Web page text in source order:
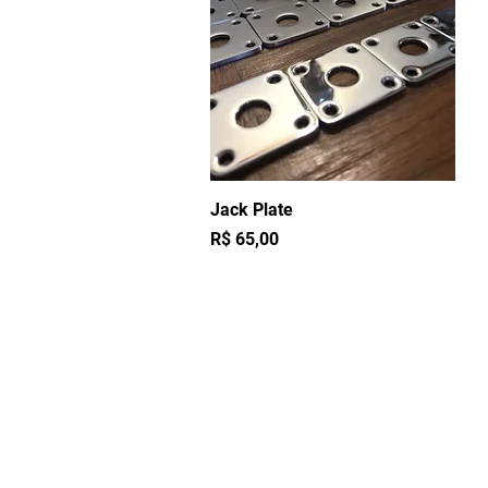
Visualização rápida
Jack Plate
Preço
R$ 65,00